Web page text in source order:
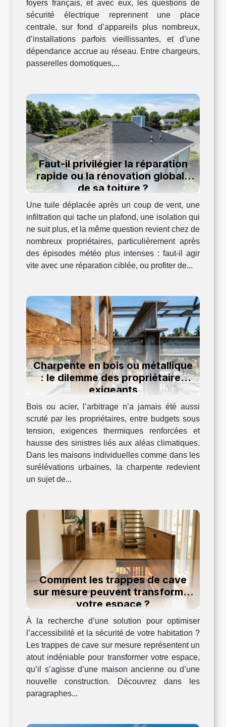
foyers français, et avec eux, les questions de
sécurité électrique reprennent une place
centrale, sur fond d’appareils plus nombreux,
d’installations parfois vieillissantes, et d’une
dépendance accrue au réseau. Entre chargeurs,
passerelles domotiques,...
Faut-il privilégier la réparation
rapide ou la rénovation globale
de sa toiture ?
Une tuile déplacée après un coup de vent, une
infiltration qui tache un plafond, une isolation qui
ne suit plus, et la même question revient chez de
nombreux propriétaires, particulièrement après
des épisodes météo plus intenses : faut-il agir
vite avec une réparation ciblée, ou profiter de...
Charpente en bois ou métallique
: le dilemme des propriétaires
exigeants
Bois ou acier, l’arbitrage n’a jamais été aussi
scruté par les propriétaires, entre budgets sous
tension, exigences thermiques renforcées et
hausse des sinistres liés aux aléas climatiques.
Dans les maisons individuelles comme dans les
surélévations urbaines, la charpente redevient
un sujet de...
Comment les trappes de cave
sur mesure peuvent transformer
votre espace ?
À la recherche d’une solution pour optimiser
l’accessibilité et la sécurité de votre habitation ?
Les trappes de cave sur mesure représentent un
atout indéniable pour transformer votre espace,
qu’il s’agisse d’une maison ancienne ou d’une
nouvelle construction. Découvrez dans les
paragraphes...